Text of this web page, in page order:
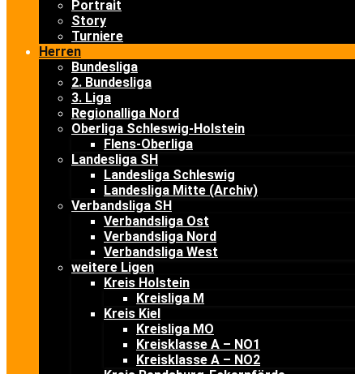
Portrait
Story
Turniere
Herren
Bundesliga
2. Bundesliga
3. Liga
Regionalliga Nord
Oberliga Schleswig-Holstein
Flens-Oberliga
Landesliga SH
Landesliga Schleswig
Landesliga Mitte (Archiv)
Verbandsliga SH
Verbandsliga Ost
Verbandsliga Nord
Verbandsliga West
weitere Ligen
Kreis Holstein
Kreisliga M
Kreis Kiel
Kreisliga MO
Kreisklasse A – NO1
Kreisklasse A – NO2